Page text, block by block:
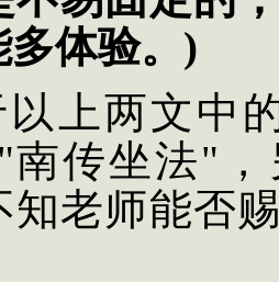
多体验。)
以上两文中
传坐法"，
知老师能否